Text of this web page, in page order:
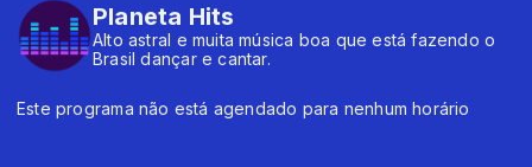
Planeta Hits
Alto astral e muita música boa que está fazendo o
Brasil dançar e cantar.
Este programa não está agendado para nenhum horário